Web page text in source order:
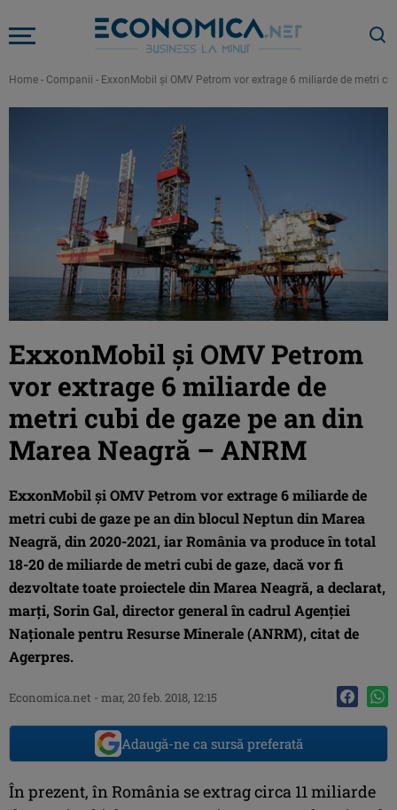
Home - Companii - ExxonMobil şi OMV Petrom vor extrage 6 miliarde de metri
ExxonMobil şi OMV Petrom
vor extrage 6 miliarde de
metri cubi de gaze pe an din
Marea Neagră – ANRM
ExxonMobil şi OMV Petrom vor extrage 6 miliarde de
metri cubi de gaze pe an din blocul Neptun din Marea
Neagră, din 2020-2021, iar România va produce în total
18-20 de miliarde de metri cubi de gaze, dacă vor fi
dezvoltate toate proiectele din Marea Neagră, a declarat,
marţi, Sorin Gal, director general în cadrul Agenţiei
Naţionale pentru Resurse Minerale (ANRM), citat de
Agerpres.
Economica.net - mar, 20 feb. 2018, 12:15
Adaugă-ne ca sursă preferată
În prezent, în România se extrag circa 11 miliarde